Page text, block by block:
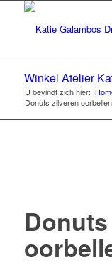
Winkel Atelier
U bevindt zich hier:
Donuts zilveren oorbellen